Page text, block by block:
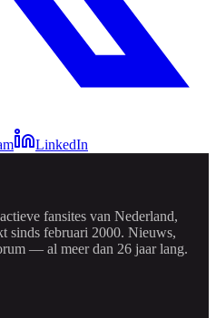
LinkedIn
fansites van Nederland,
sinds februari 2000. Nieuws,
— al meer dan 26 jaar lang.